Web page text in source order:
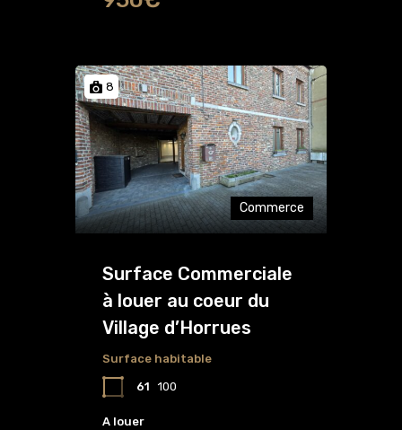
8
Commerce
Surface Commerciale
à louer au coeur du
Village d’Horrues
Surface habitable
61 100
A louer